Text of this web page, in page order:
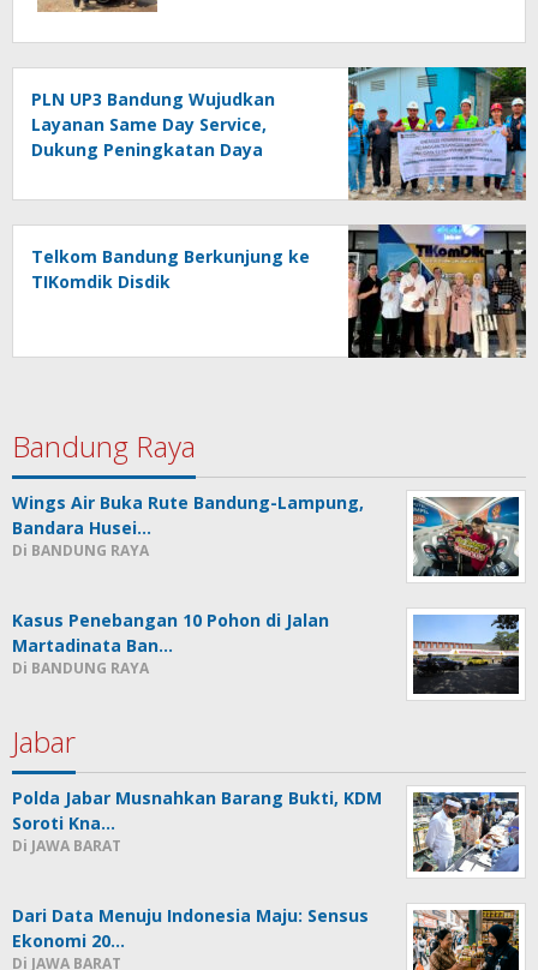
PLN UP3 Bandung Wujudkan
Layanan Same Day Service,
Dukung Peningkatan Daya
Republik Indonesia
Telkom Bandung Berkunjung ke
TIKomdik Disdik
Bandung Raya
Wings Air Buka Rute Bandung-Lampung,
Bandara Husei…
Di BANDUNG RAYA
Kasus Penebangan 10 Pohon di Jalan
Martadinata Ban…
Di BANDUNG RAYA
Jabar
Polda Jabar Musnahkan Barang Bukti, KDM
Soroti Kna…
Di JAWA BARAT
Dari Data Menuju Indonesia Maju: Sensus
Ekonomi 20…
Di JAWA BARAT